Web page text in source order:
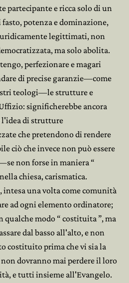
partecipante e ricca solo di un
potenza e dominazione,
legittimati, non
ma solo abolita.
perfezionare e magari
di precise garanzie—come
teologi—le strutture e
significherebbe ancora
l'idea di strutture
che pretendono di rendere
ciò che invece non può essere
non forse in maniera “
chiesa, carismatica.
intesa una volta come comunità
ad ogni elemento ordinatore;
qualche modo “ costituita ”, ma
dal basso all'alto, e non
costituito prima che vi sia la
dovranno mai perdere il loro
e tutti insieme all'Evangelo.